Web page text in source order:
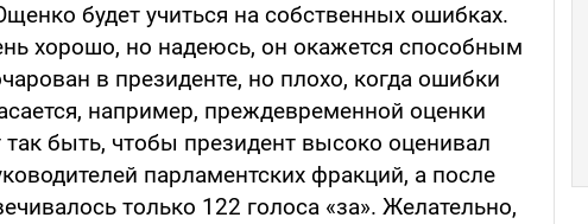
будет учиться на собственных ошибках.
хорошо, но надеюсь, он окажется способным
в президенте, но плохо, когда ошибки
например, преждевременной оценки
быть, чтобы президент высоко оценивал
парламентских фракций, а после
только 122 голоса «за». Желательно,